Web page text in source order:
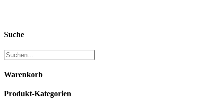
Suche
Warenkorb
Produkt-Kategorien